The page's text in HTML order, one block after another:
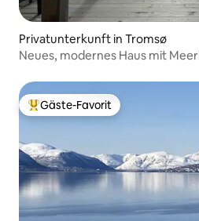
Privatunterkunft in Tromsø
Neues, modernes Haus mit
Beliebter Gäste-Favorit.
Gäste-Favorit